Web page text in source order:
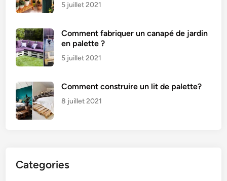
5 juillet 2021
Comment fabriquer un canapé de jardin
en palette ?
5 juillet 2021
Comment construire un lit de palette?
8 juillet 2021
Categories